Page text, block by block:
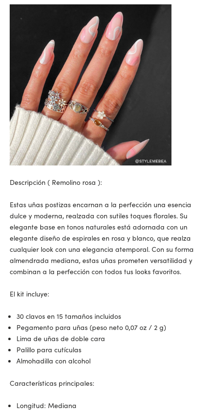
Descripción ( Remolino rosa ):
Estas uñas postizas encarnan a la perfección una esencia
dulce y moderna, realzada con sutiles toques florales. Su
elegante base en tonos naturales está adornada con un
elegante diseño de espirales en rosa y blanco, que realza
cualquier look con una elegancia atemporal. Con su forma
almendrada mediana, estas uñas prometen versatilidad y
combinan a la perfección con todos tus looks favoritos.
El kit incluye:
30 clavos en 15 tamaños incluidos
Pegamento para uñas (peso neto 0,07 oz / 2 g)
Lima de uñas de doble cara
Palillo para cutículas
Almohadilla con alcohol
Características principales:
Longitud: Mediana